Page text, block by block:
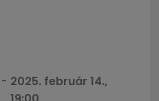
ossza meg velünk saját
- 2025. február 14.,